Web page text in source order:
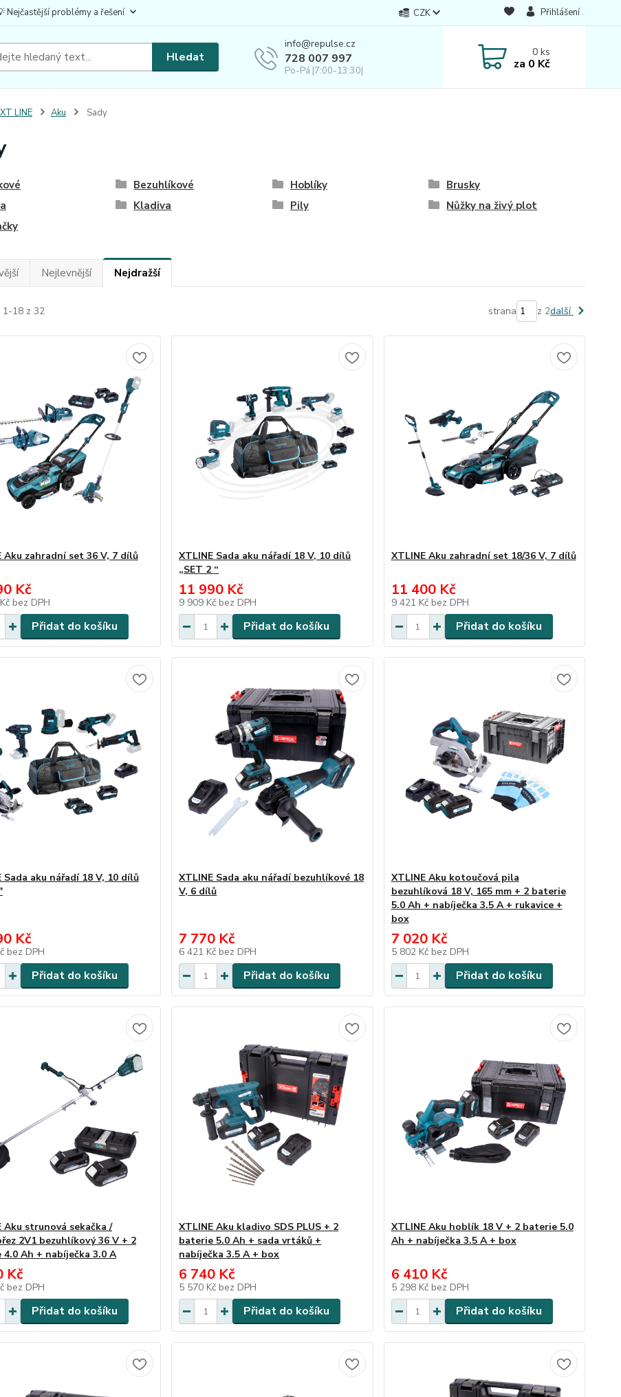
Nejčastější problémy a řešení CZK Přihlášení
Hledat
info@repulse.cz
728 007 997
Po-Pá |7:00-13:30|
0ks
za 0 Kč
XT LINE Aku Sady
Bezuhlíkové Hoblíky
Brusky
Kladiva Pily
Nůžky na živý plot
Nejlevnější Nejdražší
1-18 z 32 strana z 2další
Aku zahradní set 36 V, 7 dílů
Kč
bez DPH
Přidat do košíku
XTLINE Sada aku nářadí 18 V, 10 dílů
„SET 2 “
11 990 Kč
9 909 Kč bez DPH
Přidat do košíku
XTLINE Aku zahradní set 18/36 V, 7 dílů
11 400 Kč
9 421 Kč bez DPH
Přidat do košíku
Sada aku nářadí 18 V, 10 dílů
Kč
bez DPH
Přidat do košíku
XTLINE Sada aku nářadí bezuhlíkové 18
V, 6 dílů
7 770 Kč
6 421 Kč bez DPH
Přidat do košíku
XTLINE Aku kotoučová pila
bezuhlíková 18 V, 165 mm + 2 baterie
5.0 Ah + nabíječka 3.5 A + rukavice +
box
7 020 Kč
5 802 Kč bez DPH
Přidat do košíku
Aku strunová sekačka /
2V1 bezuhlíkový 36 V + 2
Ah + nabíječka 3.0 A
Kč
bez DPH
Přidat do košíku
XTLINE Aku kladivo SDS PLUS + 2
baterie 5.0 Ah + sada vrtáků +
nabíječka 3.5 A + box
6 740 Kč
5 570 Kč bez DPH
Přidat do košíku
XTLINE Aku hoblík 18 V + 2 baterie 5.0
Ah + nabíječka 3.5 A + box
6 410 Kč
5 298 Kč bez DPH
Přidat do košíku